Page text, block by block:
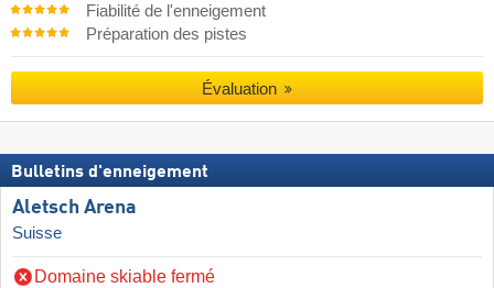
Fiabilité de l'enneigement
Préparation des pistes
Évaluation
Bulletins d'enneigement
Aletsch Arena
Suisse
Domaine skiable fermé